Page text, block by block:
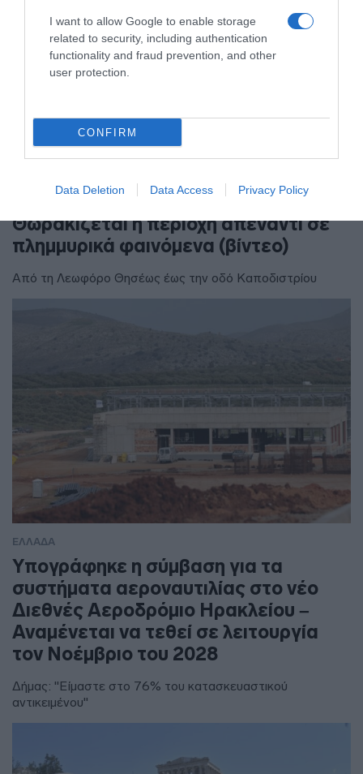
I want to allow Google to enable storage
related to security, including authentication
functionality and fraud prevention, and other
user protection.
CONFIRM
Data Deletion Data Access Privacy Policy
Ανοίγει τη Δευτέρα η Παλαιά
Παραλιακή στην Καλλιθέα –
Θωρακίζεται η περιοχή απέναντι σε
πλημμυρικά φαινόμενα (βίντεο)
Από τη Λεωφόρο Θησέως έως την οδό Καποδιστρίου
ΕΛΛΑΔΑ
Υπογράφηκε η σύμβαση για τα
συστήματα αεροναυτιλίας στο νέο
Διεθνές Αεροδρόμιο Ηρακλείου –
Αναμένεται να τεθεί σε λειτουργία
τον Νοέμβριο του 2028
Δήμας: "Είμαστε στο 76% του κατασκευαστικού
αντικειμένου"